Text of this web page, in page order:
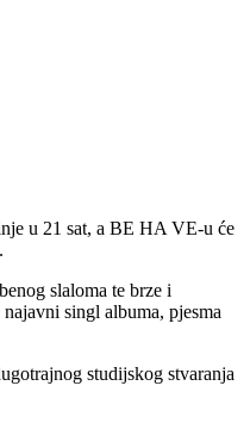
u 21 sat, a BE HA VE-u će
slaloma te brze i
singl albuma, pjesma
studijskog stvaranja